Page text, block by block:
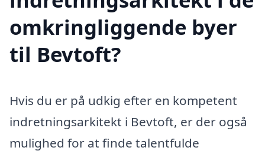
omkringliggende byer
til Bevtoft?
Hvis du er på udkig efter en kompetent
indretningsarkitekt i Bevtoft, er der også
mulighed for at finde talentfulde